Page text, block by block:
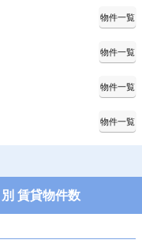
物件一覧
物件一覧
物件一覧
物件一覧
賃貸物件数